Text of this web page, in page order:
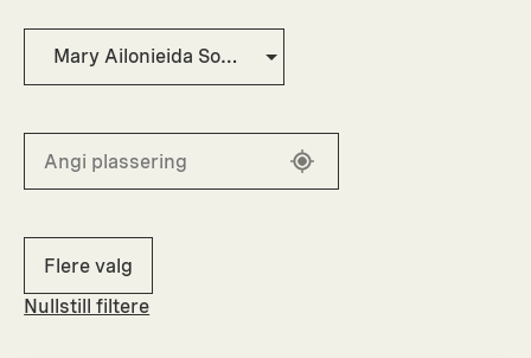
Mary Ailonieida Sombán Mari
Flere valg
Nullstill filtere